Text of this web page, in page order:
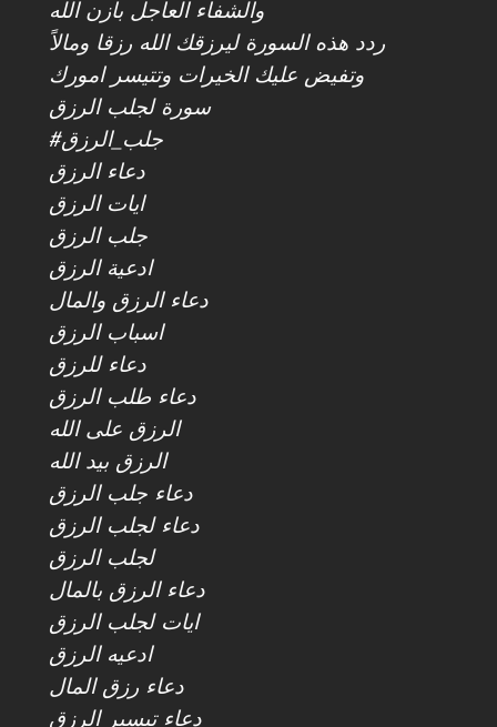
والشفاء العاجل بازن الله
ردد هذه السورة ليرزقك الله رزقا ومالاً
وتفيض عليك الخيرات وتتيسر امورك
سورة لجلب الرزق
#جلب_الرزق
دعاء الرزق
ايات الرزق
جلب الرزق
ادعية الرزق
دعاء الرزق والمال
اسباب الرزق
دعاء للرزق
دعاء طلب الرزق
الرزق على الله
الرزق بيد الله
دعاء جلب الرزق
دعاء لجلب الرزق
لجلب الرزق
دعاء الرزق بالمال
ايات لجلب الرزق
ادعيه الرزق
دعاء رزق المال
دعاء تيسير الرزق